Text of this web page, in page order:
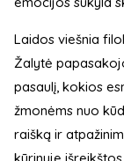
Laidos viešnia
Žalytė
pasaulį, kokios
žmonėms nuo
raišką ir